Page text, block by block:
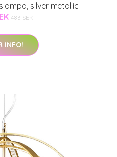
silver metallic
483 SEK
INFO!